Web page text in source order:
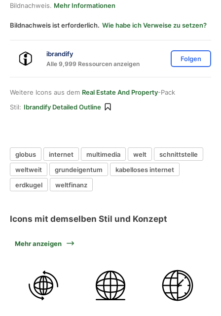
Bildnachweis. Mehr Informationen
Bildnachweis ist erforderlich. Wie habe ich Verweise zu setzen?
ibrandify
Alle 9,999 Ressourcen anzeigen
Folgen
Weitere Icons aus dem Real Estate And Property-Pack
Stil: Ibrandify Detailed Outline
globus internet multimedia welt
schnittstelle
weltweit
grundeigentum
kabelloses internet
erdkugel
weltfinanz
Icons mit demselben Stil und Konzept
Mehr anzeigen